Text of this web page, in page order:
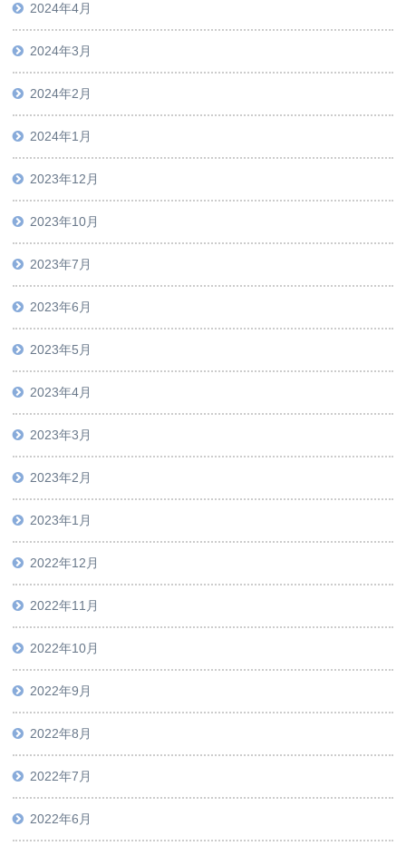
2024年4月
2024年3月
2024年2月
2024年1月
2023年12月
2023年10月
2023年7月
2023年6月
2023年5月
2023年4月
2023年3月
2023年2月
2023年1月
2022年12月
2022年11月
2022年10月
2022年9月
2022年8月
2022年7月
2022年6月